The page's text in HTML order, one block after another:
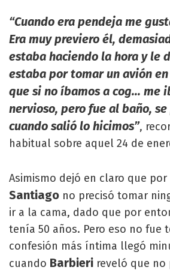
“Cuando era pendeja me
Era muy previero él,
estaba haciendo la hora y le
estaba por tomar un avión
que si no íbamos a cog... me
nervioso, pero fue al baño,
cuando salió lo hicimos”,
habitual sobre aquel 24 de
Asimismo dejó en claro que
Santiago no precisó tomar
ir a la cama, dado que por
tenía 50 años. Pero eso no fue
confesión más íntima llegó
cuando Barbieri reveló que no